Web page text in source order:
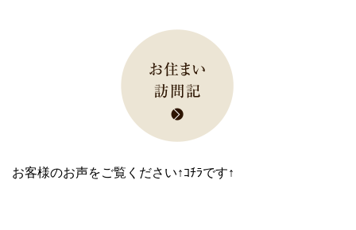
お客様のお声をご覧ください↑ｺﾁﾗです↑